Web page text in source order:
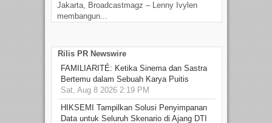
Jakarta, Broadcastmagz – Lenny Ivylen
membangun...
Rilis PR Newswire
FAMILIARITÉ: Ketika Sinema dan Sastra
Bertemu dalam Sebuah Karya Puitis
Sat, Aug 8 2026 2:19 PM
HIKSEMI Tampilkan Solusi Penyimpanan
Data untuk Seluruh Skenario di Ajang DTI